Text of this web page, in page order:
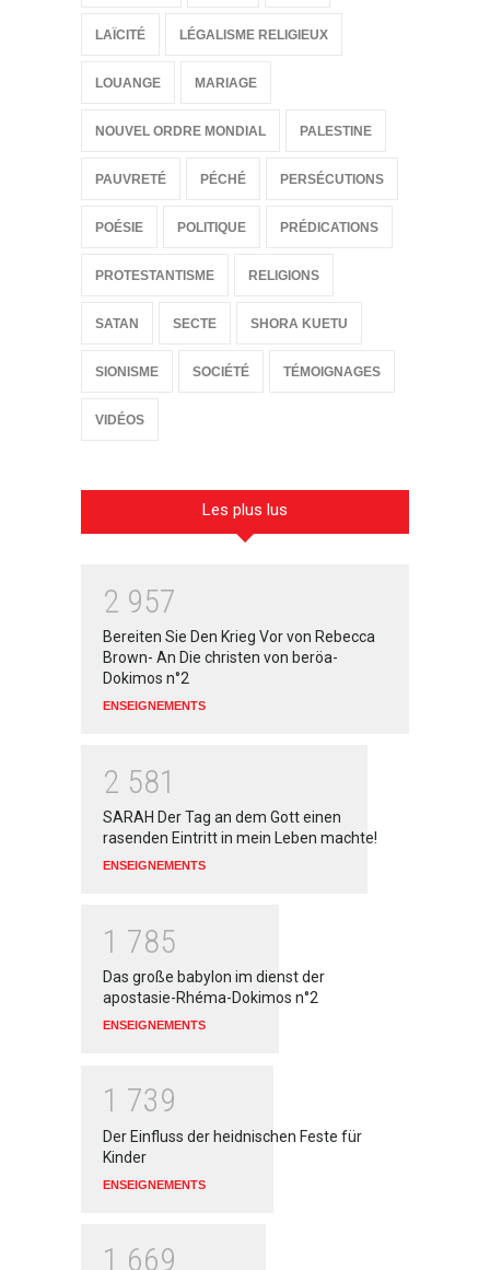
LAÏCITÉ LÉGALISME RELIGIEUX
LOUANGE MARIAGE
NOUVEL ORDRE MONDIAL PALESTINE
PAUVRETÉ PÉCHÉ PERSÉCUTIONS
POÉSIE POLITIQUE PRÉDICATIONS
PROTESTANTISME RELIGIONS
SATAN SECTE SHORA KUETU
SIONISME SOCIÉTÉ TÉMOIGNAGES
VIDÉOS
Les plus lus
2 957
Bereiten Sie Den Krieg Vor von Rebecca
Brown- An Die christen von beröa-
Dokimos n°2
ENSEIGNEMENTS
2 581
SARAH Der Tag an dem Gott einen
rasenden Eintritt in mein Leben machte!
ENSEIGNEMENTS
1 785
Das große babylon im dienst der
apostasie-Rhéma-Dokimos n°2
ENSEIGNEMENTS
1 739
Der Einfluss der heidnischen Feste für
Kinder
ENSEIGNEMENTS
1 669